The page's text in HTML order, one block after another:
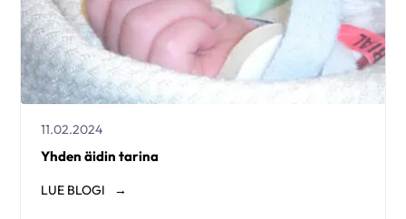
11.02.2024
Yhden äidin tarina
LUE BLOGI